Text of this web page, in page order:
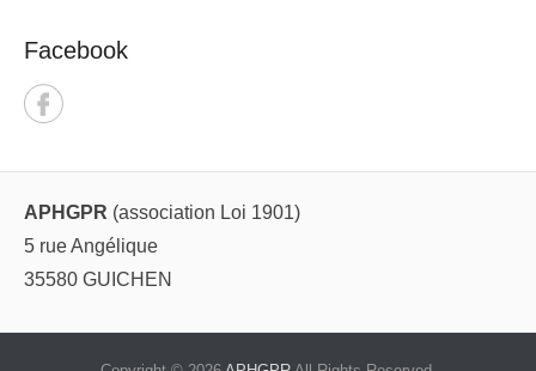
Facebook
APHGPR (association Loi 1901)
5 rue Angélique
35580 GUICHEN